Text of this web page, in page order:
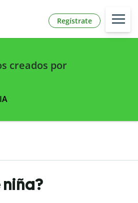
Regístrate
creados por